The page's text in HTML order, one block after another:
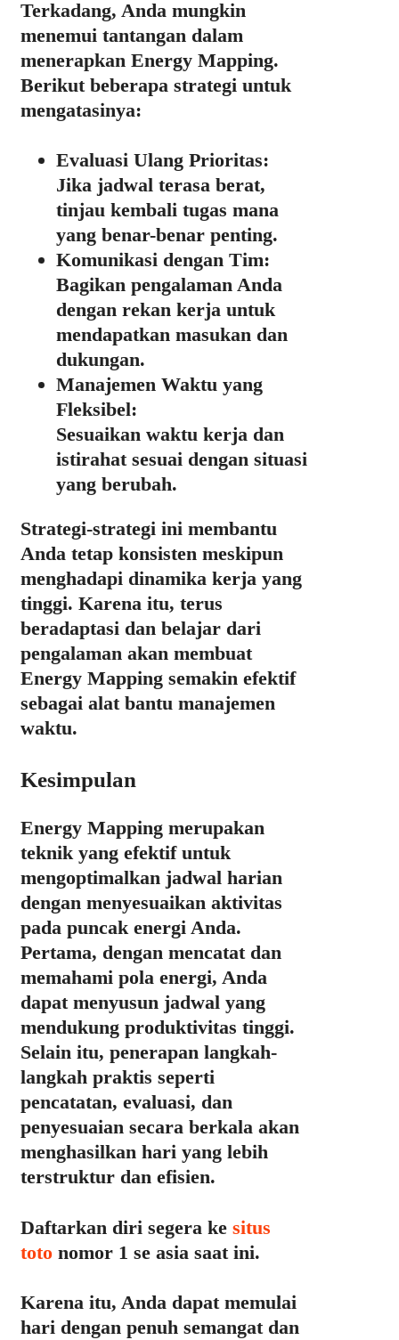
Terkadang, Anda mungkin
menemui tantangan dalam
menerapkan Energy Mapping.
Berikut beberapa strategi untuk
mengatasinya:
Evaluasi Ulang Prioritas:
Jika jadwal terasa berat,
tinjau kembali tugas mana
yang benar-benar penting.
Komunikasi dengan Tim:
Bagikan pengalaman Anda
dengan rekan kerja untuk
mendapatkan masukan dan
dukungan.
Manajemen Waktu yang
Fleksibel:
Sesuaikan waktu kerja dan
istirahat sesuai dengan situasi
yang berubah.
Strategi-strategi ini membantu
Anda tetap konsisten meskipun
menghadapi dinamika kerja yang
tinggi. Karena itu, terus
beradaptasi dan belajar dari
pengalaman akan membuat
Energy Mapping semakin efektif
sebagai alat bantu manajemen
waktu.
Kesimpulan
Energy Mapping merupakan
teknik yang efektif untuk
mengoptimalkan jadwal harian
dengan menyesuaikan aktivitas
pada puncak energi Anda.
Pertama, dengan mencatat dan
memahami pola energi, Anda
dapat menyusun jadwal yang
mendukung produktivitas tinggi.
Selain itu, penerapan langkah-
langkah praktis seperti
pencatatan, evaluasi, dan
penyesuaian secara berkala akan
menghasilkan hari yang lebih
terstruktur dan efisien.
Daftarkan diri segera ke situs
toto nomor 1 se asia saat ini.
Karena itu, Anda dapat memulai
hari dengan penuh semangat dan